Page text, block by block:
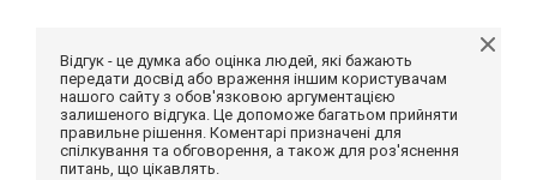
Відгук - це думка або оцінка людей, які бажають
передати досвід або враження іншим користувачам
нашого сайту з обов'язковою аргументацією
залишеного відгука. Це допоможе багатьом прийняти
правильне рішення. Коментарі призначені для
спілкування та обговорення, а також для роз'яснення
питань, що цікавлять.